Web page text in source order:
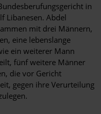
in
Libanesen. Abdel
mit drei Männern,
eine lebenslange
ein weiterer Mann
fünf weitere Männer
die vor Gericht
gegen ihre Verurteilung